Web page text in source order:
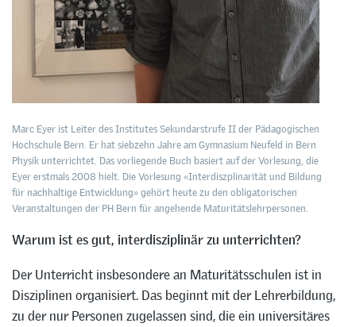
Marc Eyer ist Leiter des Institutes Sekundarstrufe II der Pädagogischen
Hochschule Bern. Er hat siebzehn Jahre am Gymnasium Neufeld in Bern
Physik unterrichtet. Das vorliegende Buch basiert auf der Vorlesung, die
Eyer erstmals 2008 hielt. Die Vorlesung «Interdiszplinarität und Bildung
für nachhaltige Entwicklung» gehört heute zu den obligatorischen
Veranstaltungen der PH Bern für angehende Maturitätslehrpersonen.
Warum ist es gut, interdisziplinär zu unterrichten?
Der Unterricht insbesondere an Maturitätsschulen ist in
Disziplinen organisiert. Das beginnt mit der Lehrerbildung,
zu der nur Personen zugelassen sind, die ein universitäres